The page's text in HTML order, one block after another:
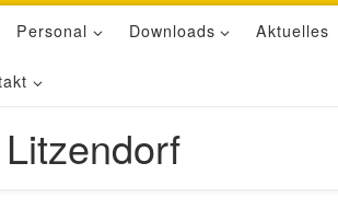
Personal Downloads Aktuelles